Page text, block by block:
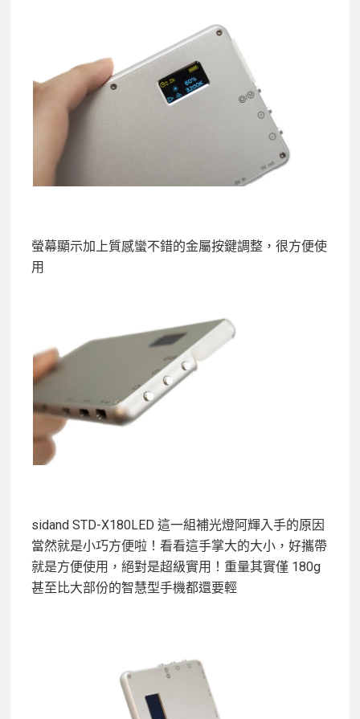
螢幕顯示加上質感蠻不錯的金屬按鍵調整，很方便使
用
sidand STD-X180LED 這一組補光燈阿輝入手的原因
當然就是小巧方便啦！看看這手掌大的大小，好攜帶
就是方便使用，絕對是超級實用！重量其實僅 180g
甚至比大部份的智慧型手機都還要輕